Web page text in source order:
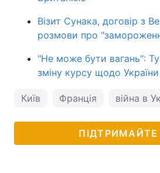
Візит Сунака, договір з
розмови про
"Не може бути вагань":
зміну курсу щодо України
Київ Франція війна в
ПІДТРИМАЙТЕ